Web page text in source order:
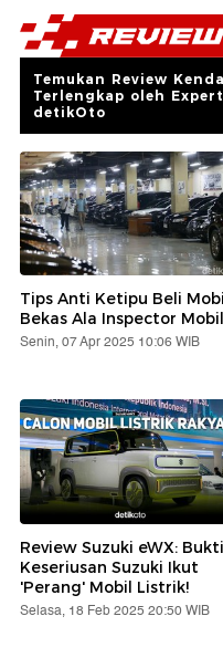
Temukan Review
Terlengkap oleh
detikOto
Tips Anti Ketipu Beli
Bekas Ala Inspector Mobil
Senin, 07 Apr 2025 10:06 WIB
Review Suzuki eWX: Bukti
Keseriusan Suzuki Ikut
'Perang' Mobil Listrik!
Selasa, 18 Feb 2025 20:50 WIB